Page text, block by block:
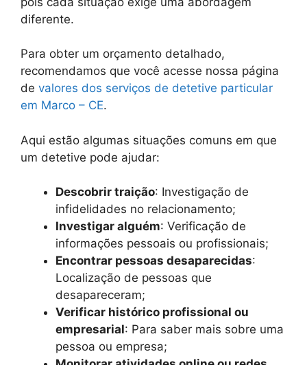
diferente.
Para obter um orçamento detalhado,
recomendamos que você acesse nossa página
de valores dos serviços de detetive particular
em Marco – CE.
Aqui estão algumas situações comuns em que
um detetive pode ajudar:
Descobrir traição: Investigação de
infidelidades no relacionamento;
Investigar alguém: Verificação de
informações pessoais ou profissionais;
Encontrar pessoas desaparecidas:
Localização de pessoas que
desapareceram;
Verificar histórico profissional ou
empresarial: Para saber mais sobre uma
pessoa ou empresa;